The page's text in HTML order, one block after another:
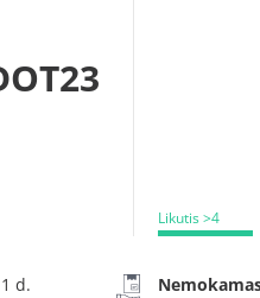
Likutis >4
d.